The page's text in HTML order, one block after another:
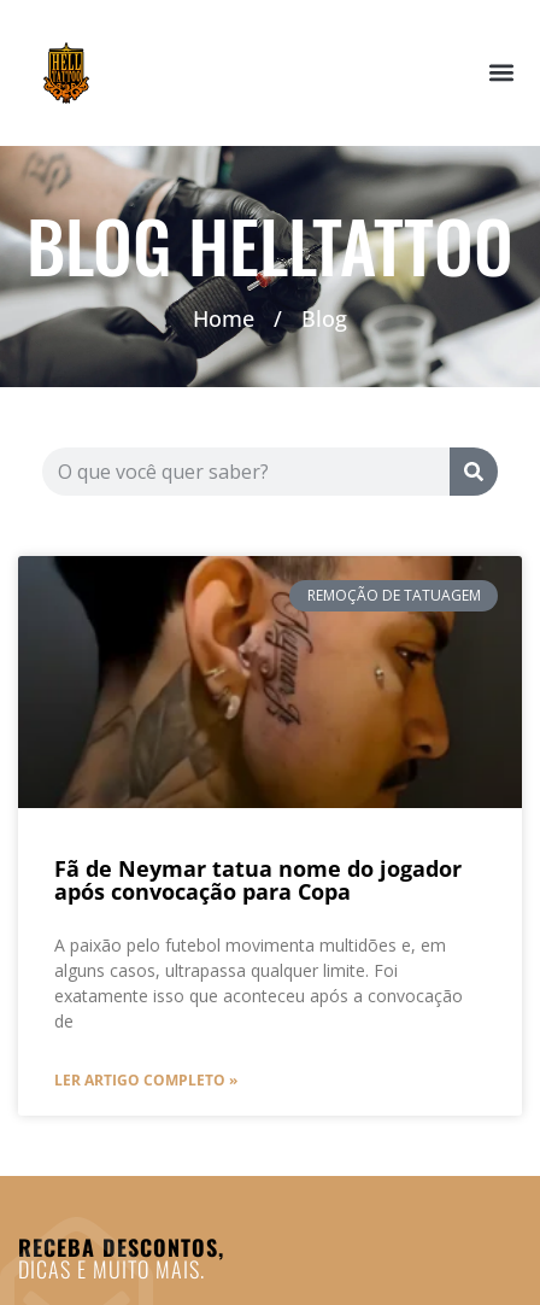
BLOG HELLTATTOO
Home / Blog
REMOÇÃO DE TATUAGEM
Fã de Neymar tatua nome do jogador
após convocação para Copa
A paixão pelo futebol movimenta multidões e, em
alguns casos, ultrapassa qualquer limite. Foi
exatamente isso que aconteceu após a convocação
de
LER ARTIGO COMPLETO »
RECEBA DESCONTOS,
DICAS E MUITO MAIS.